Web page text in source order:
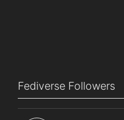
Fediverse Followers